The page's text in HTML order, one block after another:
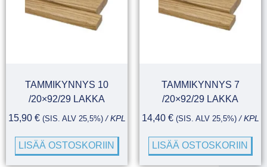
TAMMIKYNNYS 10
/20×92/29 LAKKA
15,90 € (SIS. ALV 25,5%)/ KPL
LISÄÄ OSTOSKORIIN
TAMMIKYNNYS 7
/20×92/29 LAKKA
14,40 € (SIS. ALV 25,5%)/ KPL
LISÄÄ OSTOSKORIIN